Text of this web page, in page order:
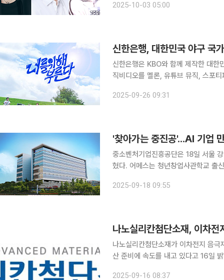
'조용필, 이 순간을 영원히-프리퀄'부
2025-10-03 05:00
신한은행, 대한민국 야구 국
신한은행은 KBO와 함께 제작한 대한
직비디오를 멜론, 유튜브 뮤직, 스포
직접 참여해 그 의미를 더했다. 가수
2025-09-26 09:31
'찾아가는 중진공'...AI 기업
중소벤처기업진흥공단은 18일 서울
혔다. 어메스는 청년창업사관학교 출신의 인공지능(AI) 기반 보험청구 솔루션 개발 기업이다. 기업
다. 행사에는 강석진 중진공 이사장,
2025-09-18 09:55
나노실리칸첨단소재, 이차
나노실리칸첨단소재가 이차전지 음
산 준비에 속도를 내고 있다고 16일 밝혔다. 앞서 나노실리칸첨단소재는 5월 △실리
2025-09-16 08:37